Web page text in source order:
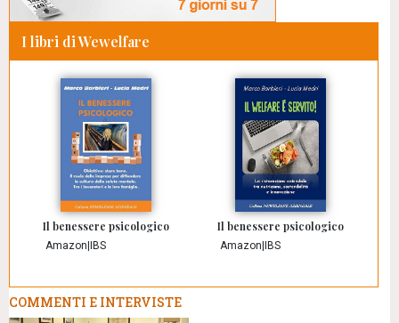
I libri di Wewelfare
Il benessere psicologico
Amazon IBS
Il benessere psicologico
Amazon IBS
COMMENTI E INTERVISTE